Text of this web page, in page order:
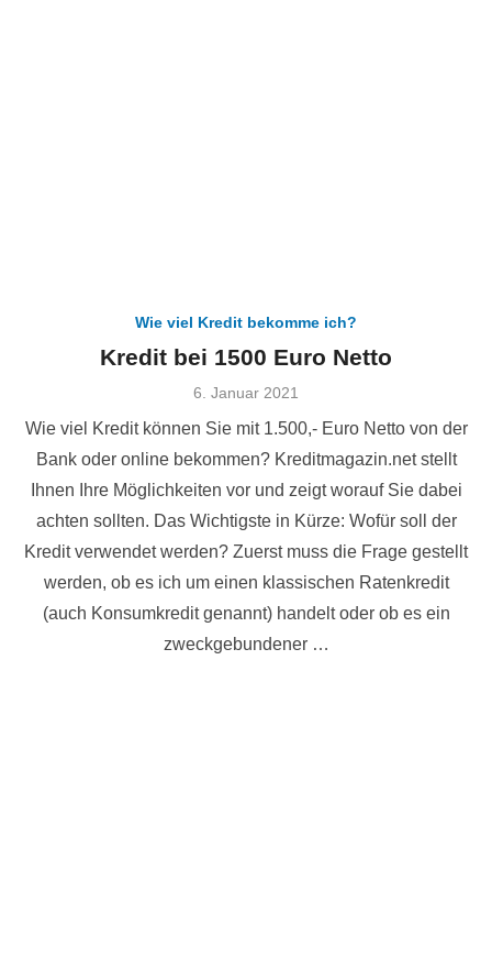
Wie viel Kredit bekomme ich?
Kredit bei 1500 Euro Netto
Veröffentlicht
6. Januar 2021
Wie viel Kredit können Sie mit 1.500,- Euro Netto von der
Bank oder online bekommen? Kreditmagazin.net stellt
Ihnen Ihre Möglichkeiten vor und zeigt worauf Sie dabei
achten sollten. Das Wichtigste in Kürze: Wofür soll der
Kredit verwendet werden? Zuerst muss die Frage gestellt
werden, ob es ich um einen klassischen Ratenkredit
(auch Konsumkredit genannt) handelt oder ob es ein
zweckgebundener …